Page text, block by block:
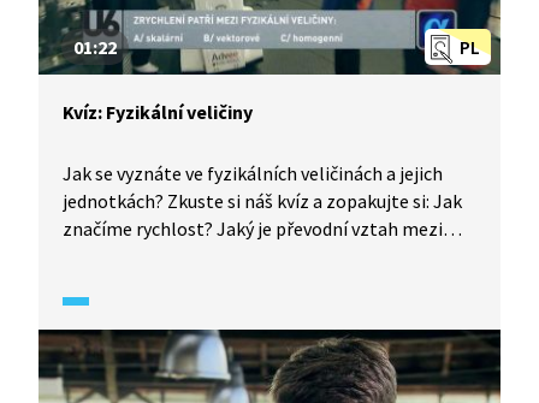
PL
01:22
Kvíz: Fyzikální veličiny
Jak se vyznáte ve fyzikálních veličinách a jejich
jednotkách? Zkuste si náš kvíz a zopakujte si: Jak
značíme rychlost? Jaký je převodní vztah mezi